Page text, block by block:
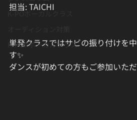
K-POボーカルクラス
K-POPボーカルクラス
担当: TAICHI
単発クラスではサビの振り付けを
す✨
ダンスが初めての方もご参加いた